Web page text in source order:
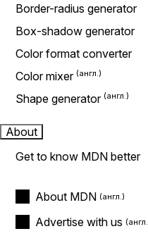
Border-radius generator
Box-shadow generator
Color format converter
Color mixer
Shape generator
About
Get to know MDN better
About MDN
Advertise with us